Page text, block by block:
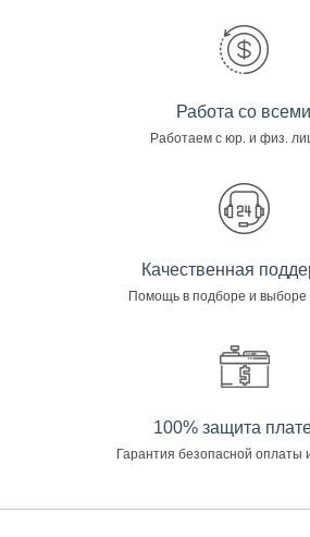
Работа со всеми
Работаем с юр. и физ.
Качественная
Помощь в подборе и выборе
100% защита
Гарантия безопасной оплаты